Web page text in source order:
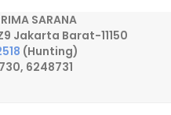
SARANA
Jakarta Barat-11150
(Hunting)
6248731